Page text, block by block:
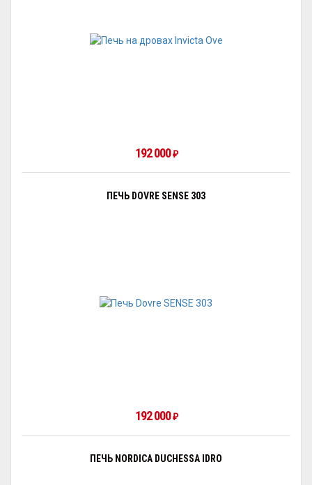
192 000₽
ПЕЧЬ DOVRE SENSE 303
192 000₽
ПЕЧЬ NORDICA DUCHESSA IDRO